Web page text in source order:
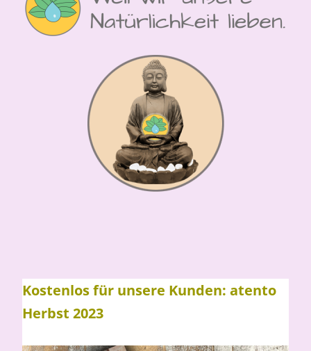
Kostenlos für unsere Kunden: atento
Herbst 2023